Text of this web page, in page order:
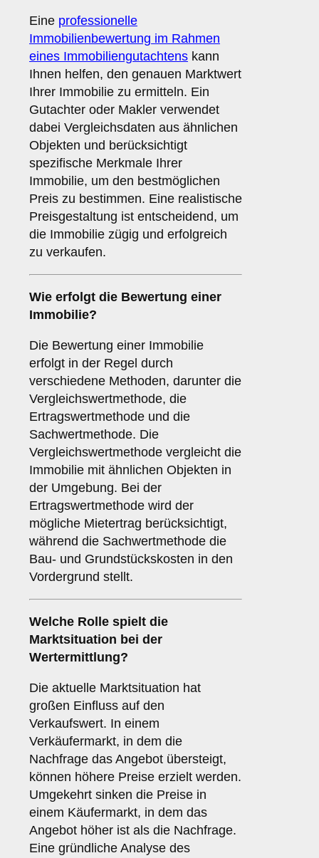
Eine professionelle
Immobilienbewertung im Rahmen
eines Immobiliengutachtens kann
Ihnen helfen, den genauen Marktwert
Ihrer Immobilie zu ermitteln. Ein
Gutachter oder Makler verwendet
dabei Vergleichsdaten aus ähnlichen
Objekten und berücksichtigt
spezifische Merkmale Ihrer
Immobilie, um den bestmöglichen
Preis zu bestimmen. Eine realistische
Preisgestaltung ist entscheidend, um
die Immobilie zügig und erfolgreich
zu verkaufen.
Wie erfolgt die Bewertung einer
Immobilie?
Die Bewertung einer Immobilie
erfolgt in der Regel durch
verschiedene Methoden, darunter die
Vergleichswertmethode, die
Ertragswertmethode und die
Sachwertmethode. Die
Vergleichswertmethode vergleicht die
Immobilie mit ähnlichen Objekten in
der Umgebung. Bei der
Ertragswertmethode wird der
mögliche Mietertrag berücksichtigt,
während die Sachwertmethode die
Bau- und Grundstückskosten in den
Vordergrund stellt.
Welche Rolle spielt die
Marktsituation bei der
Wertermittlung?
Die aktuelle Marktsituation hat
großen Einfluss auf den
Verkaufswert. In einem
Verkäufermarkt, in dem die
Nachfrage das Angebot übersteigt,
können höhere Preise erzielt werden.
Umgekehrt sinken die Preise in
einem Käufermarkt, in dem das
Angebot höher ist als die Nachfrage.
Eine gründliche Analyse des